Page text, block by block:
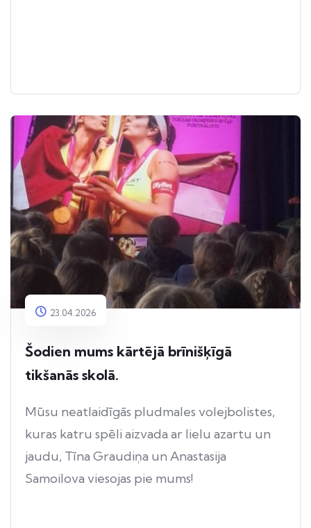
23.04.2026
Šodien mums kārtējā brīnišķīgā
tikšanās skolā.
Mūsu neatlaidīgās pludmales volejbolistes,
kuras katru spēli aizvada ar lielu azartu un
jaudu, Tīna Graudiņa un Anastasija
Samoilova viesojas pie mums!